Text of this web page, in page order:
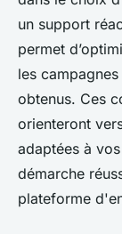
un support
permet
les
obtenus. Ces
orienteront
adaptées à
démarche
plateforme